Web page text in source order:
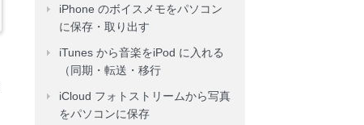
iPhone のボイスメモをパソコン
に保存・取り出す
iTunes から音楽をiPod に入れる
（同期・転送・移行
iCloud フォトストリームから写真
をパソコンに保存